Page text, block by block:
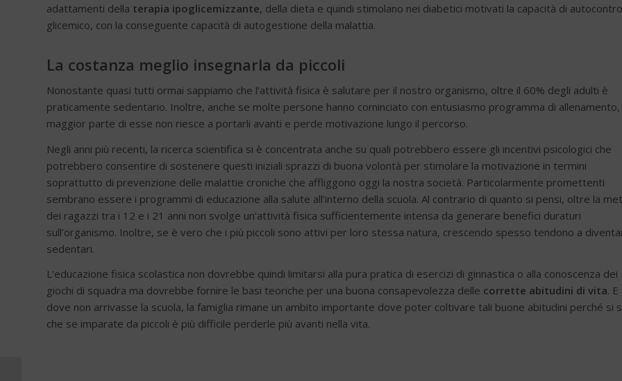
adattamenti della terapia ipoglicemizzante, della dieta e quindi stimolano nei diabetici motivati la capacità di
glicemico, con la conseguente capacità di autogestione della malattia.
La costanza meglio insegnarla da piccoli
Nonostante quasi tutti ormai sappiamo che l’attività fisica è salutare per il nostro organismo, oltre il 60% degli adulti è
praticamente sedentario. Inoltre, anche se molte persone hanno cominciato con entusiasmo programma di allenamento,
maggior parte di esse non riesce a portarli avanti e perde motivazione lungo il percorso.
Negli anni più recenti, la ricerca scientifica si è concentrata anche su quali potrebbero essere gli incentivi psicologici che
potrebbero consentire di sostenere questi iniziali sprazzi di buona volontà per stimolare la motivazione in termini
soprattutto di prevenzione delle malattie croniche che affliggono oggi la nostra società. Particolarmente promettenti
sembrano essere i programmi di educazione alla salute all’interno della scuola. Al contrario di quanto si pensi, oltre la
dei ragazzi tra i 12 e i 21 anni non svolge un’attività fisica sufficientemente intensa da generare benefici duraturi
sull’organismo. Inoltre, se è vero che i più piccoli sono attivi per loro stessa natura, crescendo spesso tendono a
sedentari.
L’educazione fisica scolastica non dovrebbe quindi limitarsi alla pura pratica di esercizi di ginnastica o alla conoscenza dei
giochi di squadra ma dovrebbe fornire le basi teoriche per una buona consapevolezza delle corrette abitudini di vita. E
dove non arrivasse la scuola, la famiglia rimane un ambito importante dove poter coltivare tali buone abitudini perché si
che se imparate da piccoli è più difficile perderle più avanti nella vita.